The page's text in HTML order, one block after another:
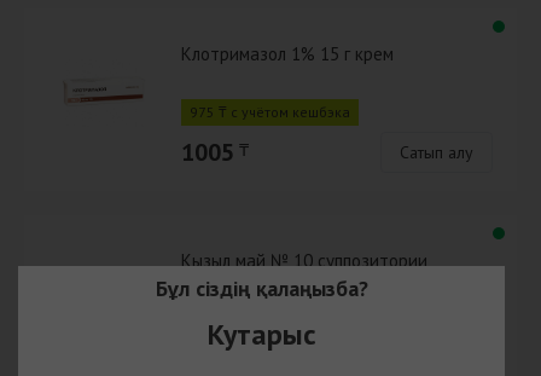
Клотримазол 1% 15 г крем
975 ₸ с учётом кешбэка
1005 ₸ Сатып алу
Кызыл май № 10 суппозитории
1581
Бұл сіздің қалаңызба?
Кутарыс